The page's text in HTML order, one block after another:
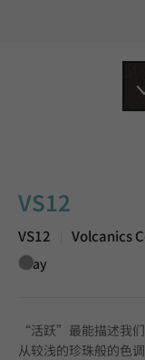
VS12
VS12 Volcanics
Gray
“活跃”最能描述我
从较浅的珍珠般的色